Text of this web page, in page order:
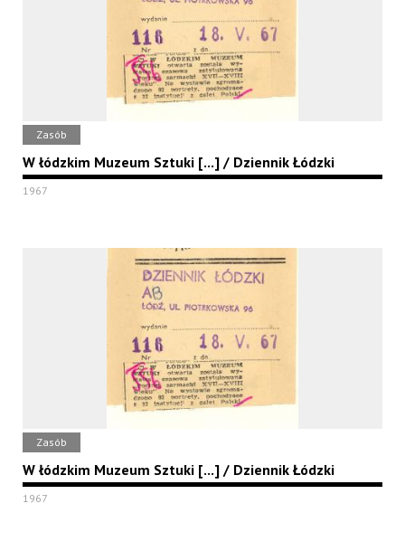
Zasób
W łódzkim Muzeum Sztuki [...] / Dziennik Łódzki
1967
Zasób
W łódzkim Muzeum Sztuki [...] / Dziennik Łódzki
1967